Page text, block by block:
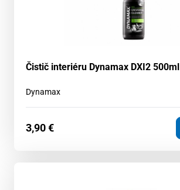
Čistič interiéru Dynamax DXI2 500ml
Dynamax
3,90€